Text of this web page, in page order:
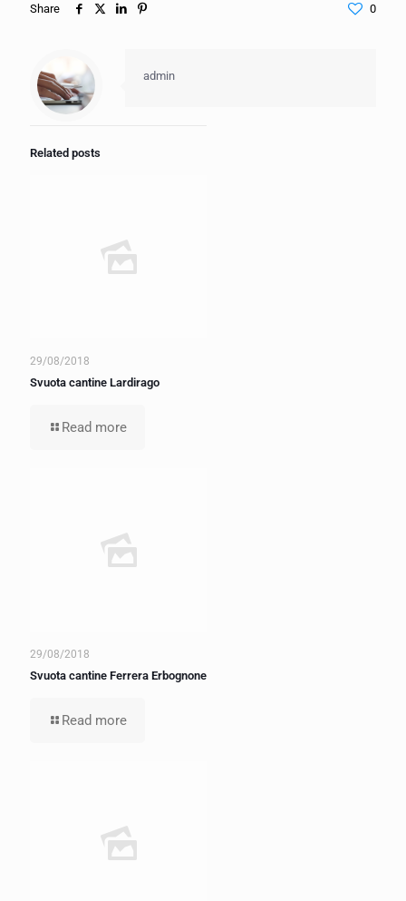
Share 0
admin
Related posts
29/08/2018
Svuota cantine Lardirago
Read more
29/08/2018
Svuota cantine Ferrera Erbognone
Read more